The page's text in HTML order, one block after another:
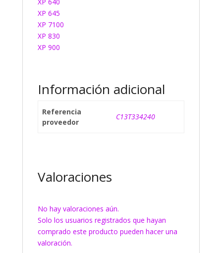
XP 645
XP 7100
XP 830
XP 900
Información adicional
Referencia
proveedor
C13T334240
Valoraciones
No hay valoraciones aún.
Solo los usuarios registrados que hayan
comprado este producto pueden hacer una
valoración.